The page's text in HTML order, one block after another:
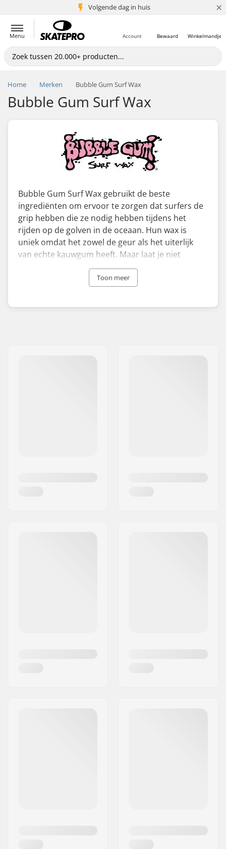
Volgende dag in huis
5+ mln. klanten ×
Menu Winkelmandje
Bewaard
Account
Home Merken Bubble Gum Surf Wax
Bubble Gum Surf Wax
Bubble Gum Surf Wax gebruikt de beste
ingrediënten om ervoor te zorgen dat surfers de
grip hebben die ze nodig hebben tijdens het
rijden op de golven in de oceaan. Hun wax is
uniek omdat het zowel de geur als het uiterlijk
van echte kauwgum heeft. Maar laat je niet
misleiden door deze leuke nieuwigheid, want de
wax wordt gebruikt in wedstrijden door de profs.
Toon meer